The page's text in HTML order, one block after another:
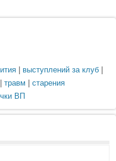
выступлений за клуб
травм
старения
ВП